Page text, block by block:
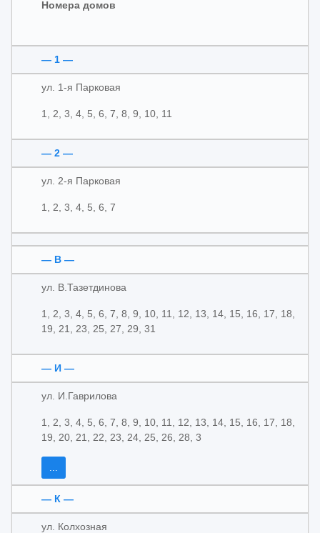
Номера домов
— 1 —
ул. 1-я Парковая
1, 2, 3, 4, 5, 6, 7, 8, 9, 10, 11
— 2 —
ул. 2-я Парковая
1, 2, 3, 4, 5, 6, 7
— В —
ул. В.Тазетдинова
1, 2, 3, 4, 5, 6, 7, 8, 9, 10, 11, 12, 13, 14, 15, 16, 17, 18,
19, 21, 23, 25, 27, 29, 31
— И —
ул. И.Гаврилова
1, 2, 3, 4, 5, 6, 7, 8, 9, 10, 11, 12, 13, 14, 15, 16, 17, 18,
19, 20, 21, 22, 23, 24, 25, 26, 28, 3
...
— К —
ул. Колхозная